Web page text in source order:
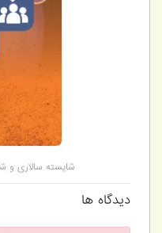
شایسته سالاری و
دیدگاه ها